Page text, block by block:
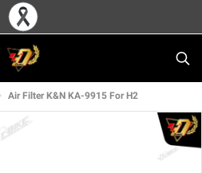
Air Filter K&N KA-9915 For H2